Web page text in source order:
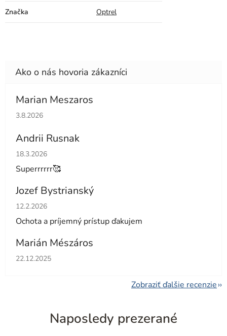
Značka Optrel
Marian Meszaros
Hodnotenie obchodu je 5 z 5 hviezdičiek.
3.8.2026
Andrii Rusnak
Hodnotenie obchodu je 5 z 5 hviezdičiek.
18.3.2026
Superrrrrr🥰
Jozef Bystrianský
Hodnotenie obchodu je 5 z 5 hviezdičiek.
12.2.2026
Ochota a príjemný prístup ďakujem
Marián Mészáros
Hodnotenie obchodu je 5 z 5 hviezdičiek.
22.12.2025
Zobraziť ďalšie recenzie
Naposledy prezerané